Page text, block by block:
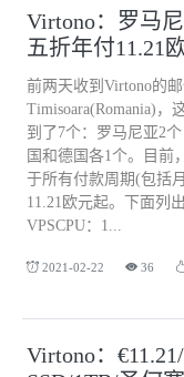
Virtono：罗马
五折年付11.21
前两天收到Virtono的
Timisoara(Romania)
到了7个：罗马尼亚2
国和德国各1个。目前
于所有付款周期(包括
11.21欧元起。下面列
VPSCPU：1...
2021-02-22 36
Virtono：